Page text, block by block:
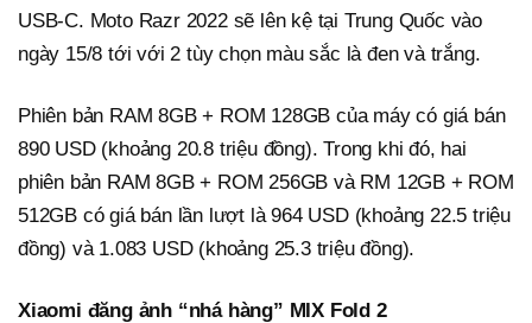
USB-C. Moto Razr 2022 sẽ lên kệ tại Trung Quốc vào
ngày 15/8 tới với 2 tùy chọn màu sắc là đen và trắng.
Phiên bản RAM 8GB + ROM 128GB của máy có giá bán
890 USD (khoảng 20.8 triệu đồng). Trong khi đó, hai
phiên bản RAM 8GB + ROM 256GB và RM 12GB + ROM
512GB có giá bán lần lượt là 964 USD (khoảng 22.5 triệu
đồng) và 1.083 USD (khoảng 25.3 triệu đồng).
Xiaomi đăng ảnh “nhá hàng” MIX Fold 2